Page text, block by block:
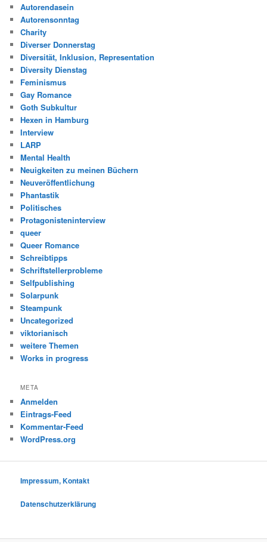
Autorendasein
Autorensonntag
Charity
Diverser Donnerstag
Diversität, Inklusion, Representation
Diversity Dienstag
Feminismus
Gay Romance
Goth Subkultur
Hexen in Hamburg
Interview
LARP
Mental Health
Neuigkeiten zu meinen Büchern
Neuveröffentlichung
Phantastik
Politisches
Protagonisteninterview
queer
Queer Romance
Schreibtipps
Schriftstellerprobleme
Selfpublishing
Solarpunk
Steampunk
Uncategorized
viktorianisch
weitere Themen
Works in progress
META
Anmelden
Eintrags-Feed
Kommentar-Feed
WordPress.org
Impressum, Kontakt
Datenschutzerklärung